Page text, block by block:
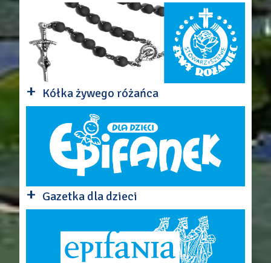
+ Kółka żywego różańca
+ Gazetka dla dzieci